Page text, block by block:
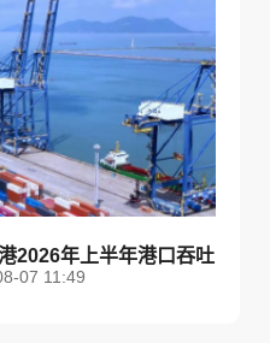
2026年上半年港口吞吐
07 11:49